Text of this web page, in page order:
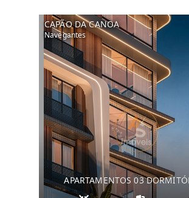
CAPÃO DA CANOA
Navegantes
APARTAMENTOS 03